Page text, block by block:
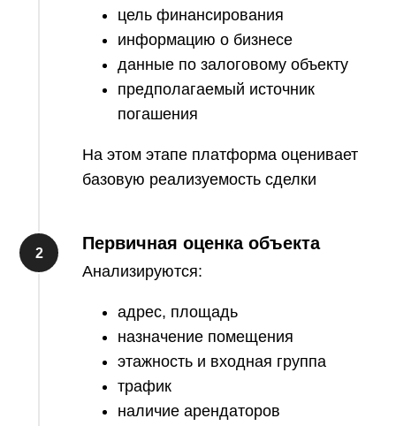
цель финансирования
информацию о бизнесе
данные по залоговому объекту
предполагаемый источник
погашения
На этом этапе платформа оценивает
базовую реализуемость сделки
Первичная оценка объекта
Анализируются:
адрес, площадь
назначение помещения
этажность и входная группа
трафик
наличие арендаторов